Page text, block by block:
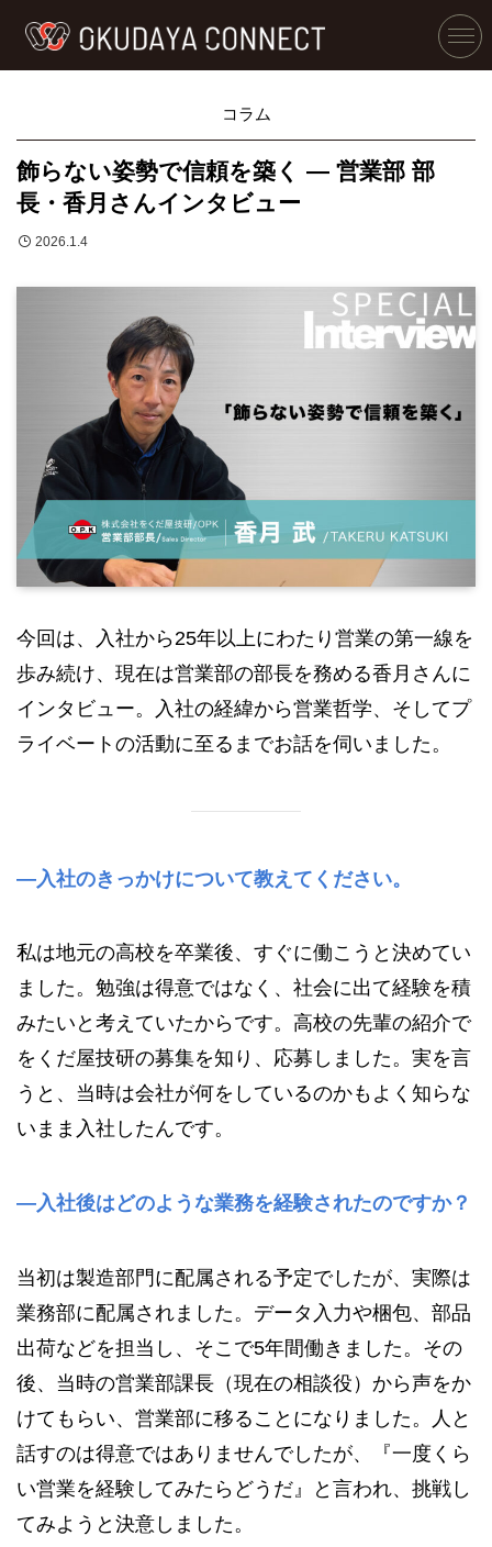
コラム
飾らない姿勢で信頼を築く ― 営業部 部
長・香月さんインタビュー
2026.1.4
今回は、入社から25年以上にわたり営業の第一線を
歩み続け、現在は営業部の部長を務める香月さんに
インタビュー。入社の経緯から営業哲学、そしてプ
ライベートの活動に至るまでお話を伺いました。
—入社のきっかけについて教えてください。
私は地元の高校を卒業後、すぐに働こうと決めてい
ました。勉強は得意ではなく、社会に出て経験を積
みたいと考えていたからです。高校の先輩の紹介で
をくだ屋技研の募集を知り、応募しました。実を言
うと、当時は会社が何をしているのかもよく知らな
いまま入社したんです。
—入社後はどのような業務を経験されたのですか？
当初は製造部門に配属される予定でしたが、実際は
業務部に配属されました。データ入力や梱包、部品
出荷などを担当し、そこで5年間働きました。その
後、当時の営業部課長（現在の相談役）から声をか
けてもらい、営業部に移ることになりました。人と
話すのは得意ではありませんでしたが、『一度くら
い営業を経験してみたらどうだ』と言われ、挑戦し
てみようと決意しました。